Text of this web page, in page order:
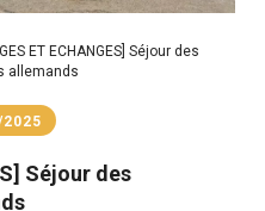
ET ECHANGES] Séjour des
allemands
Séjour des